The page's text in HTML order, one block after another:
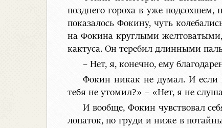
позднего гороха в уже
показалось Фокину, чуть
на Фокина круглыми желтоватыми,
кактуса. Он теребил длинными
– Нет, я, конечно, ему
Фокин никак не думал. И если
тебя не утомил?» – «Нет, я не
И вообще, Фокин чувствовал
лопаток, по груди и ниже в